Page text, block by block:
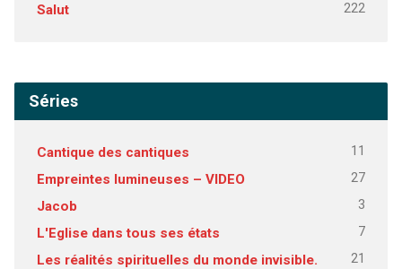
Salut 222
Séries
Cantique des cantiques 11
Empreintes lumineuses – VIDEO 27
Jacob 3
L'Eglise dans tous ses états 7
Les réalités spirituelles du monde invisible. 21